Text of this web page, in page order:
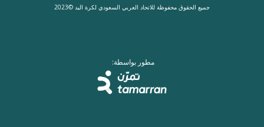
جميع الحقوق محفوظة للاتحاد العربي السعودي لكرة اليد ©2023
مطور بواسطة: